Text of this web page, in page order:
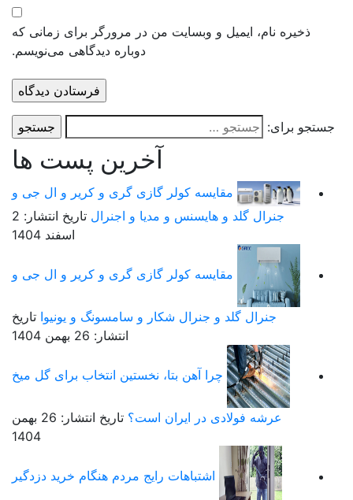
ذخیره نام، ایمیل و وبسایت من در مرورگر برای زمانی که
دوباره دیدگاهی می‌نویسم.
برای:
آخرین پست ها
مقایسه کولر گازی گری و کریر و ال جی و
جنرال گلد و هایسنس و مدیا و اجنرال
تاریخ انتشار: 2
اسفند 1404
مقایسه کولر گازی گری و کریر و ال جی و
جنرال گلد و جنرال شکار و سامسونگ و یونیوا تاریخ
انتشار: 26 بهمن 1404
چرا آهن بتا، نخستین انتخاب برای گل میخ
عرشه فولادی در ایران است؟
تاریخ انتشار: 26 بهمن
1404
اشتباهات رایج مردم هنگام خرید دزدگیر